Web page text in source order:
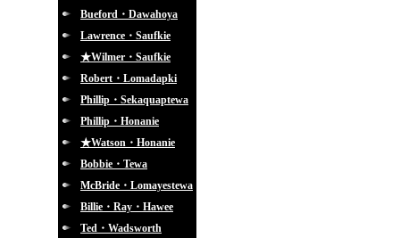
Bueford・Dawahoya
Lawrence・Saufkie
★Wilmer・Saufkie
Robert・Lomadapki
Phillip・Sekaquaptewa
Phillip・Honanie
★Watson・Honanie
Bobbie・Tewa
McBride・Lomayestewa
Billie・Ray・Hawee
Ted・Wadsworth